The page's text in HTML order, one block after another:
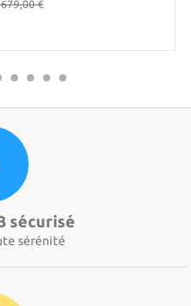
€
sécurisé
sérénité